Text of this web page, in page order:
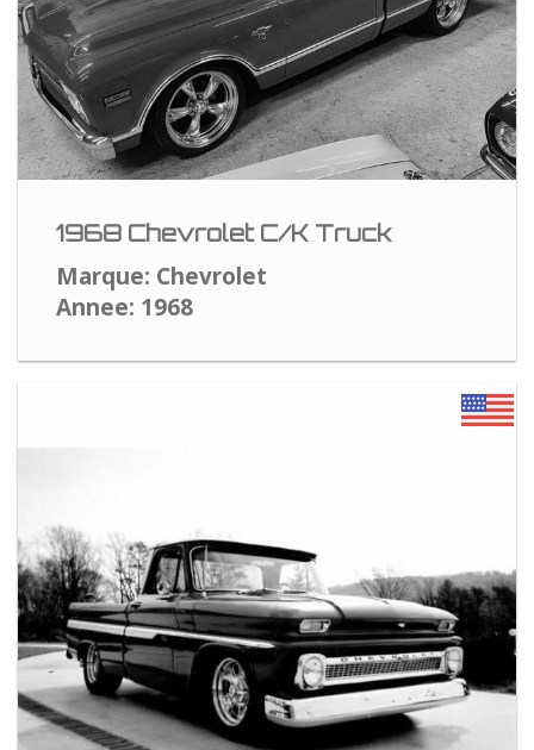
1968 Chevrolet C/K Truck
Marque: Chevrolet
Annee: 1968